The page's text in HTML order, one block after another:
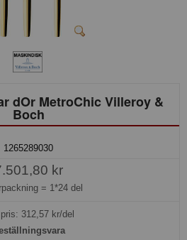
dOr MetroChic Villeroy &
Boch
1265289030
kr
= 1*24 del
312,57 kr/del